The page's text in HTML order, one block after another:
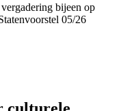
bijeen op
05/26